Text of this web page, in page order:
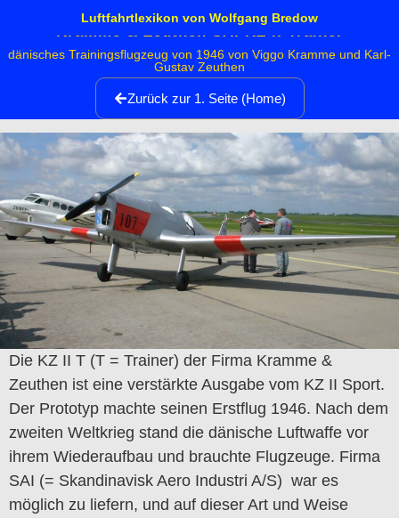
Luftfahrtlexikon von Wolfgang Bredow
Kramme & Zeuthen SAI KZ II Trainer
dänisches Trainingsflugzeug von 1946 von Viggo Kramme und Karl-
Gustav Zeuthen
Zurück zur 1. Seite (Home)
Die KZ II T (T = Trainer) der Firma Kramme &
Zeuthen ist eine verstärkte Ausgabe vom KZ II Sport.
Der Prototyp machte seinen Erstflug 1946. Nach dem
zweiten Weltkrieg stand die dänische Luftwaffe vor
ihrem Wiederaufbau und brauchte Flugzeuge. Firma
SAI (= Skandinavisk Aero Industri A/S) war es
möglich zu liefern, und auf dieser Art und Weise